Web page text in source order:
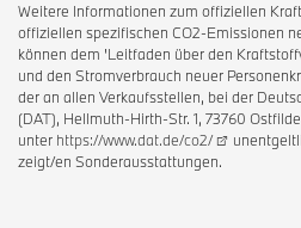
Weitere Informationen zum offiziellen
offiziellen spezifischen CO2-Emissionen
können dem 'Leitfaden über den
und den Stromverbrauch neuer
der an allen Verkaufsstellen, bei der
(DAT), Hellmuth-Hirth-Str. 1, 73760
unter https://www.dat.de/co2/
zeigt/en Sonderausstattungen.